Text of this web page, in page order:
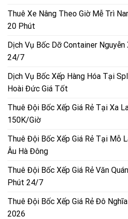
Thuê Xe Nâng Theo Giờ Mễ Trì
20 Phút
Dịch Vụ Bốc Dỡ Container Nguyễn
24/7
Dịch Vụ Bốc Xếp Hàng Hóa Tại
Hoài Đức Giá Tốt
Thuê Đội Bốc Xếp Giá Rẻ Tại Xa
150K/Giờ
Thuê Đội Bốc Xếp Giá Rẻ Tại Mỗ
Âu Hà Đông
Thuê Đội Bốc Xếp Giá Rẻ Văn
Phút 24/7
Thuê Đội Bốc Xếp Giá Rẻ Đô
2026